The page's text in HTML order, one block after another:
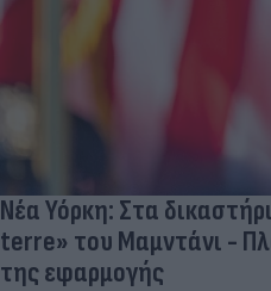
Νέα Υόρκη: Στα
terre» του Μαμντάνι -
της εφαρμογής